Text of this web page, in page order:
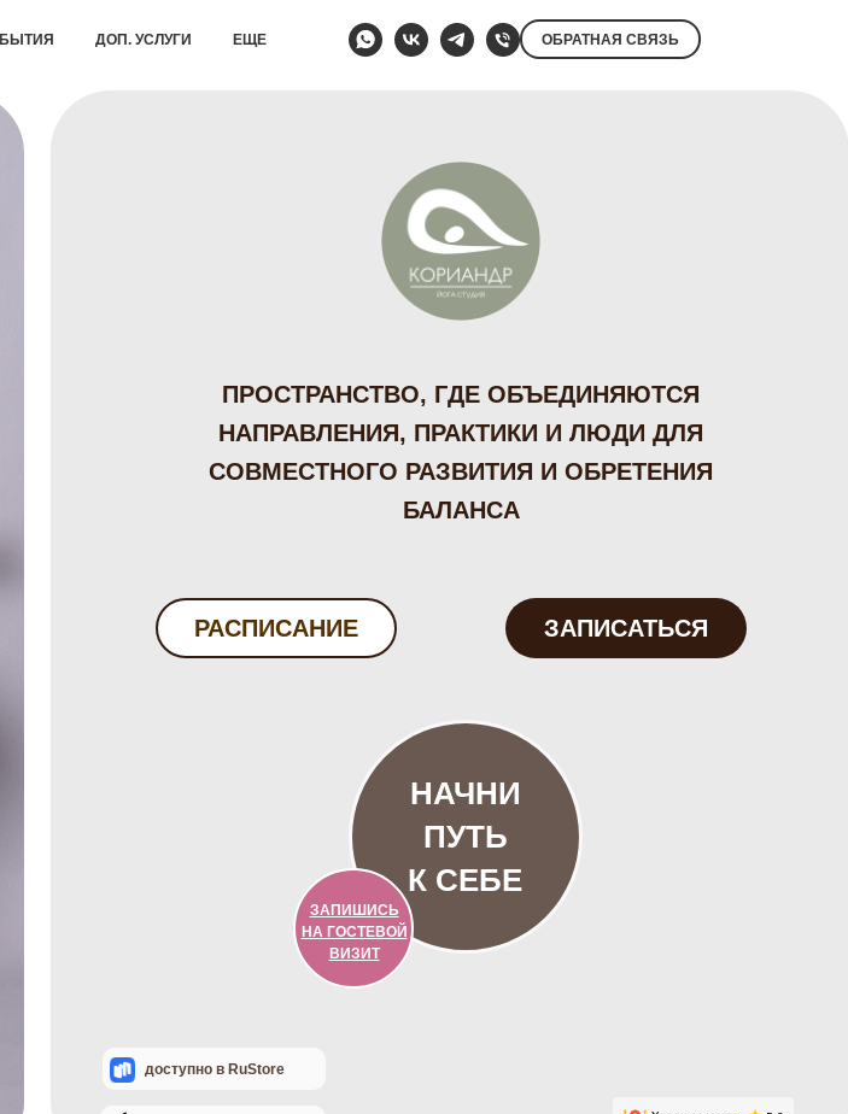
ДОП. УСЛУГИ ЕЩЕ ОБРАТНАЯ СВЯЗЬ
ПРОСТРАНСТВО, ГДЕ ОБЪЕДИНЯЮТСЯ
НАПРАВЛЕНИЯ, ПРАКТИКИ И ЛЮДИ ДЛЯ
СОВМЕСТНОГО РАЗВИТИЯ И ОБРЕТЕНИЯ
БАЛАНСА
ЗАПИСАТЬСЯ
РАСПИСАНИЕ
НАЧНИ
ПУТЬ
К СЕБЕ
доступно в RuStore
ЗАПИШИСЬ
НА ГОСТЕВОЙ
ВИЗИТ